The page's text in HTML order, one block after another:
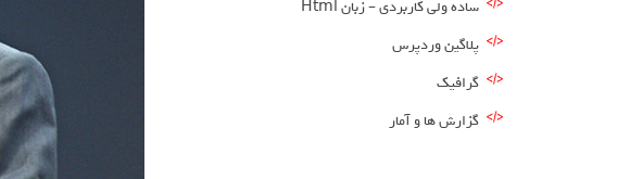
ساده ولی کاربردی – زبان Html
پلاگین وردپرس
گرافیک
گزارش ها و آمار